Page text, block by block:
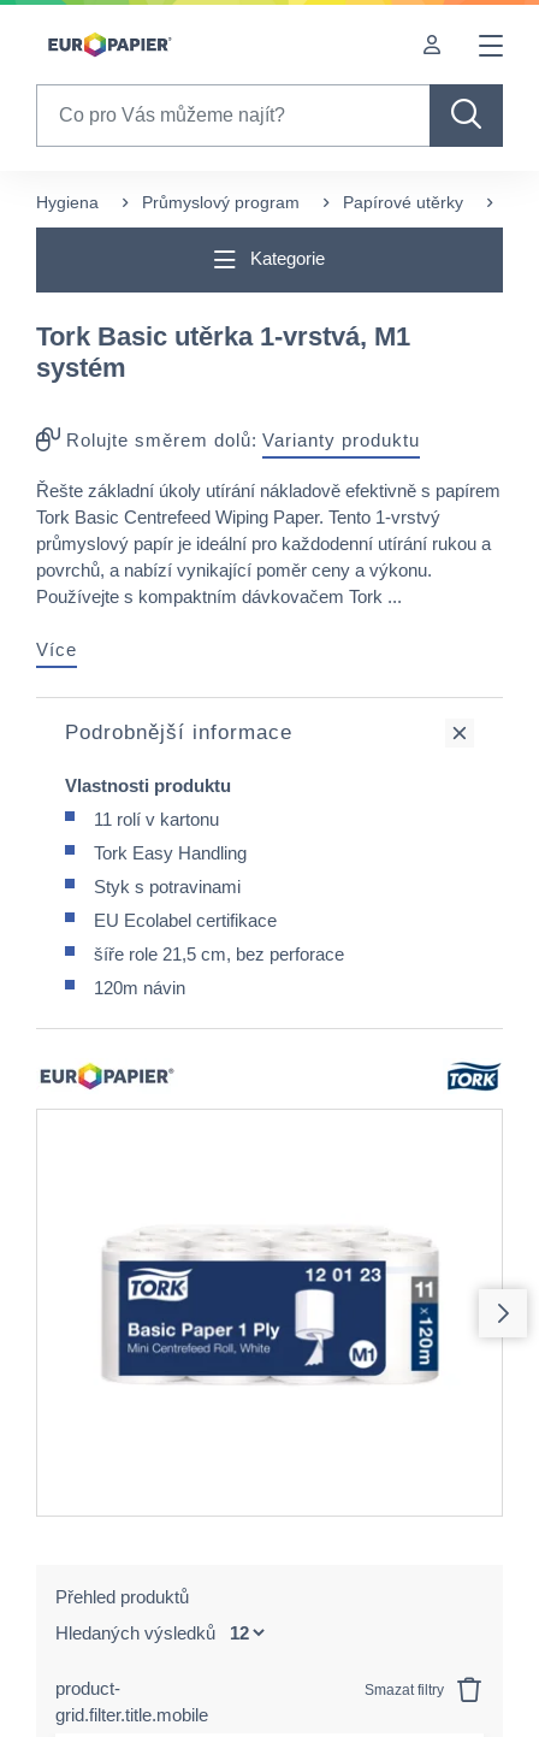
Table Of Content
Často nakupované s tímto produktem
Pro Vás zajímavé produkty
Hygiena Průmyslový program Papírové utěrky
Kategorie
Tork Basic utěrka 1-vrstvá, M1
systém
Rolujte směrem dolů: Varianty produktu
Řešte základní úkoly utírání nákladově efektivně s papírem
Tork Basic Centrefeed Wiping Paper. Tento 1-vrstvý
průmyslový papír je ideální pro každodenní utírání rukou a
povrchů, a nabízí vynikající poměr ceny a výkonu.
Používejte s kompaktním dávkovačem Tork ...
Více
Podrobnější informace
Vlastnosti produktu
11 rolí v kartonu
Tork Easy Handling
Styk s potravinami
EU Ecolabel certifikace
šíře role 21,5 cm, bez perforace
120m návin
Přehled produktů
Hledaných výsledků
product-
grid.filter.title.mobile
Smazat filtry